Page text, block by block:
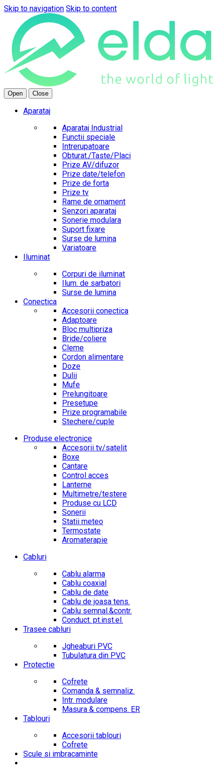
Skip to navigation Skip to content
Open Close
Aparataj
Aparataj Industrial
Functii speciale
Intrerupatoare
Obturat./Taste/Placi
Prize AV/difuzor
Prize date/telefon
Prize de forta
Prize tv
Rame de ornament
Senzori aparataj
Sonerie modulara
Suport fixare
Surse de lumina
Variatoare
Iluminat
Corpuri de iluminat
Ilum. de sarbatori
Surse de lumina
Conectica
Accesorii conectica
Adaptoare
Bloc multipriza
Bride/coliere
Cleme
Cordon alimentare
Doze
Dulii
Mufe
Prelungitoare
Presetupe
Prize programabile
Stechere/cuple
Produse electronice
Accesorii tv/satelit
Boxe
Cantare
Control acces
Lanterne
Multimetre/testere
Produse cu LCD
Sonerii
Statii meteo
Termostate
Aromaterapie
Cabluri
Cablu alarma
Cablu coaxial
Cablu de date
Cablu de joasa tens.
Cablu semnal.&contr.
Conduct. pt.inst.el.
Trasee cabluri
Jgheaburi PVC
Tubulatura din PVC
Protectie
Cofrete
Comanda & semnaliz.
Intr. modulare
Masura & compens. ER
Tablouri
Accesorii tablouri
Cofrete
Scule si imbracaminte